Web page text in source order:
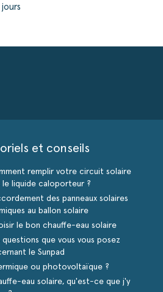
et conseils
remplir votre circuit solaire
le liquide caloporteur ?
des panneaux solaires
au ballon solaire
le bon chauffe-eau solaire
questions que vous vous posez
le Sunpad
ou photovoltaïque ?
eau solaire, qu'est-ce que j'y